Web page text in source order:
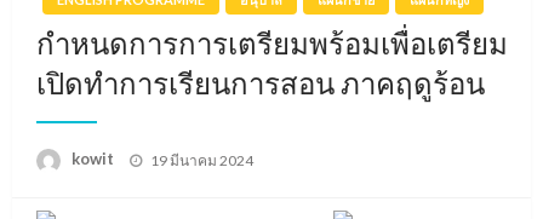
กำหนดการการเตรียมพร้อมเพื่อเตรียม
เปิดทำการเรียนการสอน ภาคฤดูร้อน
kowit
Posted
19 มีนาคม 2024